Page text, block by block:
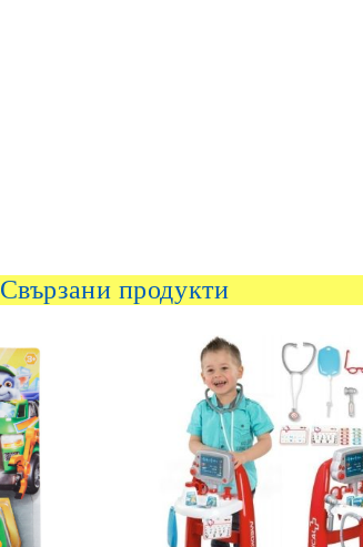
Свързани продукти